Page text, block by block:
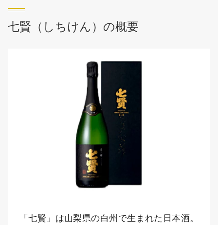
七賢（しちけん）の概要
「七賢」は山梨県の白州で生まれた日本酒。